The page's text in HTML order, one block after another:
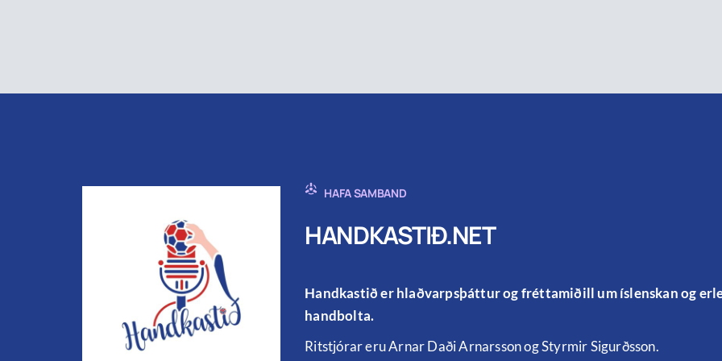
HAFA SAMBAND
HANDKASTIÐ.NET
Handkastið er hlaðvarpsþáttur og fréttamiðill um íslenskan og
handbolta.
Ritstjórar eru Arnar Daði Arnarsson og Styrmir Sigurðsson.